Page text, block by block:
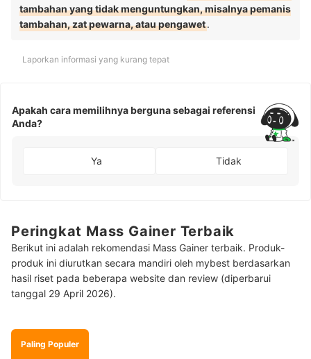
tambahan yang tidak menguntungkan, misalnya pemanis
tambahan, zat pewarna, atau pengawet.
Laporkan informasi yang kurang tepat
Apakah cara memilihnya berguna sebagai referensi
Anda?
Ya Tidak
Peringkat Mass Gainer Terbaik
Berikut ini adalah rekomendasi Mass Gainer terbaik. Produk-
produk ini diurutkan secara mandiri oleh mybest berdasarkan
hasil riset pada beberapa website dan review (diperbarui
tanggal 29 April 2026).
Paling Populer